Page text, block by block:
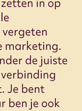
marketing.
de juiste
Je bent
ben je ook